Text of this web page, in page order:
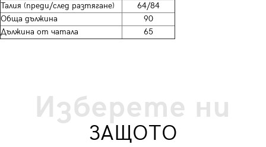
Талия (преди/след разтягане)
64/84
Обща дължина
90
Дължина от чатала
65
Изберете ни
ЗАЩОТО